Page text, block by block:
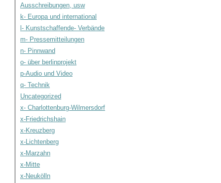
Ausschreibungen, usw
k- Europa und international
l- Kunstschaffende- Verbände
m- Pressemitteilungen
n- Pinnwand
o- über berlinprojekt
p-Audio und Video
q- Technik
Uncategorized
x- Charlottenburg-Wilmersdorf
x-Friedrichshain
x-Kreuzberg
x-Lichtenberg
x-Marzahn
x-Mitte
x-Neukölln